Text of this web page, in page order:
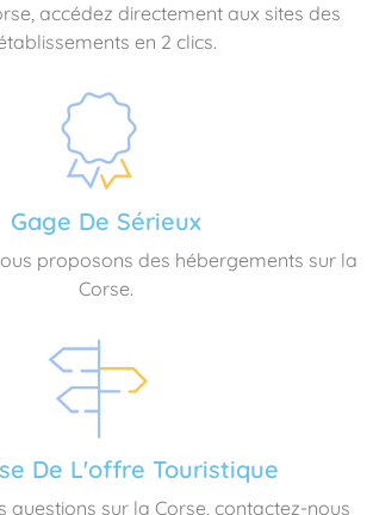
accédez directement aux sites des
en 2 clics.
Gage De Sérieux
proposons des hébergements sur la
Corse.
De L'offre Touristique
questions sur la Corse, contactez-nous